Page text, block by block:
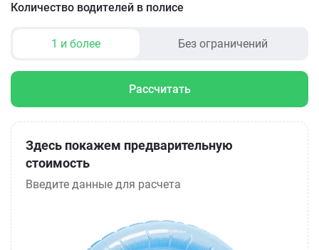
Количество водителей в полисе
1 и более Без ограничений
Рассчитать
Здесь покажем предварительную
стоимость
Введите данные для расчета